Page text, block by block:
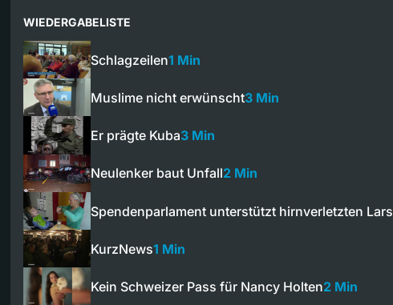
WIEDERGABELISTE
Schlagzeilen1 Min
Muslime nicht erwünscht3 Min
Er prägte Kuba3 Min
Neulenker baut Unfall2 Min
Spendenparlament unterstützt hirnverletzten Lars
KurzNews1 Min
Kein Schweizer Pass für Nancy Holten2 Min